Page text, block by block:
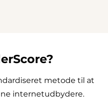
metode til at
internetudbydere.